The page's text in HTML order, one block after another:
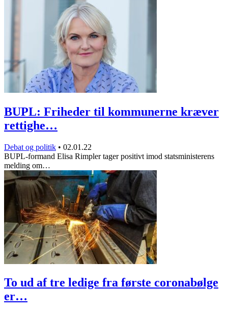
BUPL: Friheder til kommunerne kræver
rettighe…
Debat og politik • 02.01.22
BUPL-formand Elisa Rimpler tager positivt imod statsministerens
melding om…
To ud af tre ledige fra første coronabølge
er…